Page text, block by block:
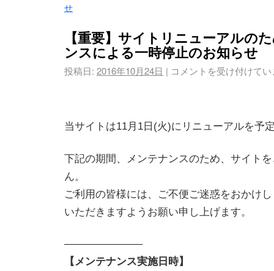
せ
【重要】サイトリニューアルの
ンスによる一時停止のお知らせ
投稿日: 2016年10月24日 | コメントを受け付けて
当サイトは11月1日(火)にリニューアルを予
下記の期間、メンテナンスのため、サイト
ん。
ご利用の皆様には、ご不便ご迷惑をおかけ
いただきますようお願い申し上げます。
———————–
【メンテナンス実施日時】